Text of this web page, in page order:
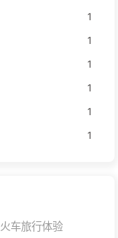
1
1
1
1
1
1
火车旅行体验